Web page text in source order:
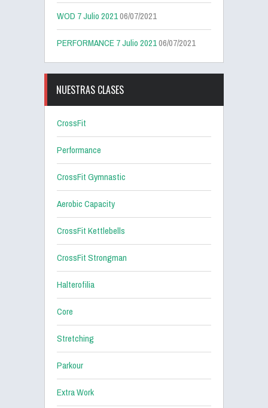
WOD 7 Julio 202106/07/2021
PERFORMANCE 7 Julio 202106/07/2021
NUESTRAS CLASES
CrossFit
Performance
CrossFit Gymnastic
Aerobic Capacity
CrossFit Kettlebells
CrossFit Strongman
Halterofilia
Core
Stretching
Parkour
Extra Work